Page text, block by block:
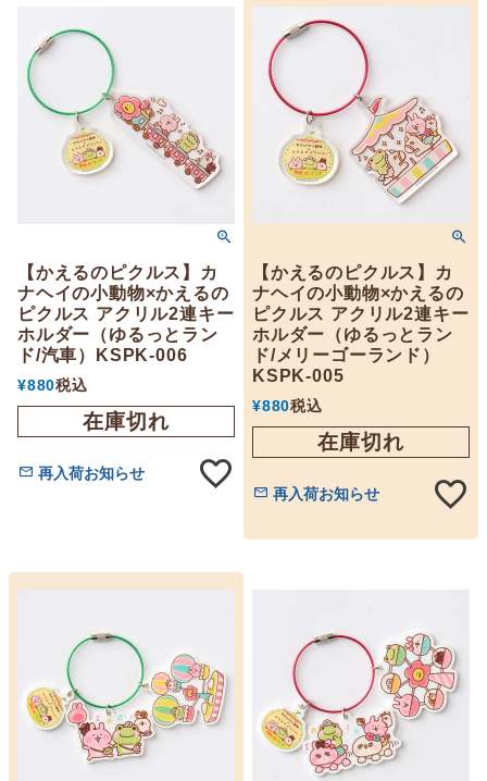
【かえるのピクルス】カ
ナヘイの小動物×かえるの
ピクルス アクリル2連キー
ホルダー（ゆるっとラン
ド/汽車）KSPK-006
¥880税込
在庫切れ
再入荷お知らせ
【かえるのピクルス】カ
ナヘイの小動物×かえるの
ピクルス アクリル2連キー
ホルダー（ゆるっとラン
ド/メリーゴーランド）
KSPK-005
¥880税込
在庫切れ
再入荷お知らせ